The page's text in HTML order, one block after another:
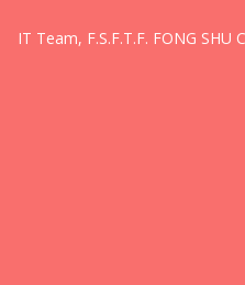
IT Team, F.S.F.T.F. FONG SHU